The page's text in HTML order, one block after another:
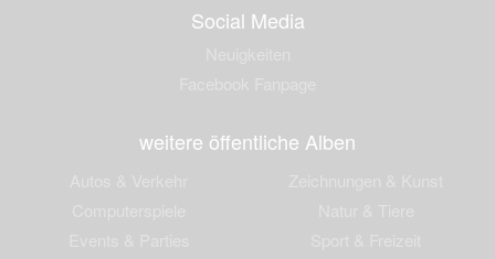
Social Media
weitere öffentliche Alben